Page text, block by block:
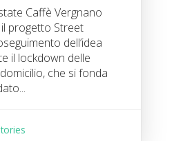
Caffè Vergnano
progetto Street
dell’idea
il lockdown delle
che si fonda